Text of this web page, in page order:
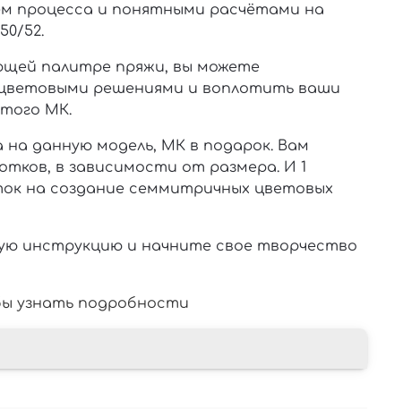
процесса и понятными расчётами на
52.
палитре пряжи, вы можете
решениями и воплотить ваши
МК.
на данную модель, МК в подарок. Вам
в зависимости от размера. И 1
на создание семмитричных цветовых
инструкцию и начните свое творчество
узнать подробности